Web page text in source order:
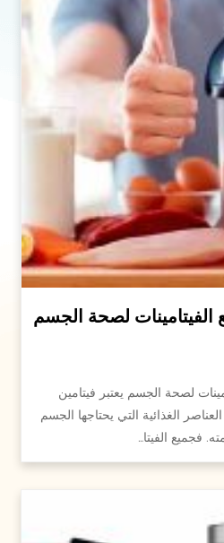
الفيتامينات لصحة الجسم
لصحة الجسم يعتبر فيتامين
الغذائية التي يحتاجها الجسم
فجميع الفيتا…